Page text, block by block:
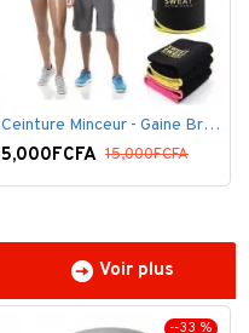
Ceinture Minceur - Gaine Brûlante - Ventre plat
5,000FCFA 15,000FCFA
Voir plus
--33 %